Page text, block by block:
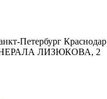
Петербург Краснодар
ЛИЗЮКОВА, 2